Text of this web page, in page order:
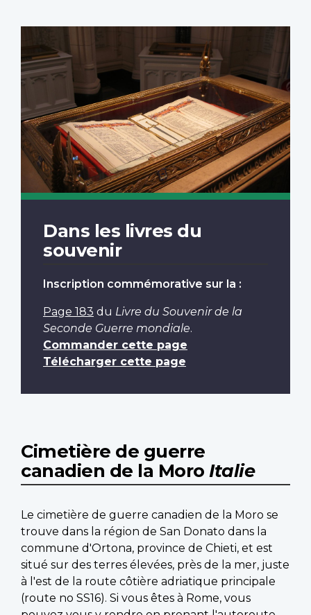
Dans les livres du
souvenir
Inscription commémorative sur la :
Page 183 du Livre du Souvenir de la
Seconde Guerre mondiale.
Commander cette page
Télécharger cette page
Cimetière de guerre
canadien de la Moro Italie
Le cimetière de guerre canadien de la Moro se
trouve dans la région de San Donato dans la
commune d'Ortona, province de Chieti, et est
situé sur des terres élevées, près de la mer, juste
à l'est de la route côtière adriatique principale
(route no SS16). Si vous êtes à Rome, vous